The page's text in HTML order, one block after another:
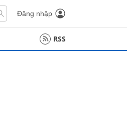
Đăng nhập
RSS